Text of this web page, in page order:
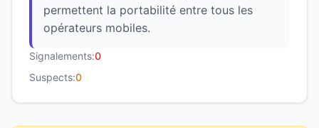
permettent la portabilité entre tous les
opérateurs mobiles.
Signalements:0
Suspects:0